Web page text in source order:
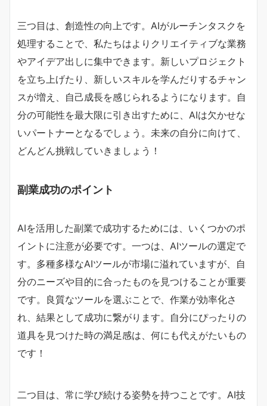
三つ目は、創造性の向上です。AIがルーチンタスクを
処理することで、私たちはよりクリエイティブな業務
やアイデア出しに集中できます。新しいプロジェクト
を立ち上げたり、新しいスキルを学んだりするチャン
スが増え、自己成長を感じられるようになります。自
分の可能性を最大限に引き出すために、AIは欠かせな
いパートナーとなるでしょう。未来の自分に向けて、
どんどん挑戦していきましょう！
副業成功のポイント
AIを活用した副業で成功するためには、いくつかのポ
イントに注意が必要です。一つは、AIツールの選定で
す。多種多様なAIツールが市場に溢れていますが、自
分のニーズや目的に合ったものを見つけることが重要
です。良質なツールを選ぶことで、作業が効率化さ
れ、結果として成功に繋がります。自分にぴったりの
道具を見つけた時の満足感は、何にも代えがたいもの
です！
二つ目は、常に学び続ける姿勢を持つことです。AI技